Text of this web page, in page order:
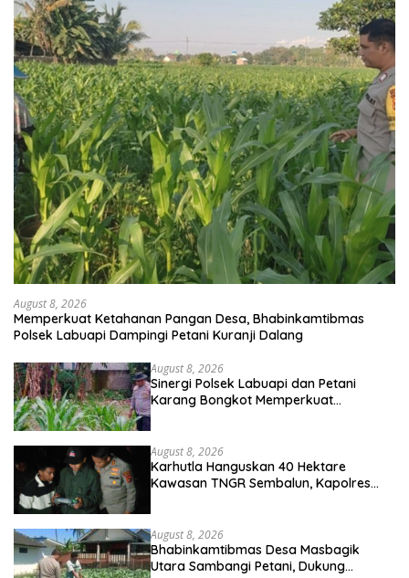
August 8, 2026
Memperkuat Ketahanan Pangan Desa, Bhabinkamtibmas
Polsek Labuapi Dampingi Petani Kuranji Dalang
August 8, 2026
Sinergi Polsek Labuapi dan Petani
Karang Bongkot Memperkuat
August 8, 2026
Karhutla Hanguskan 40 Hektare
Kawasan TNGR Sembalun, Kapolres
August 8, 2026
Bhabinkamtibmas Desa Masbagik
Utara Sambangi Petani, Dukung